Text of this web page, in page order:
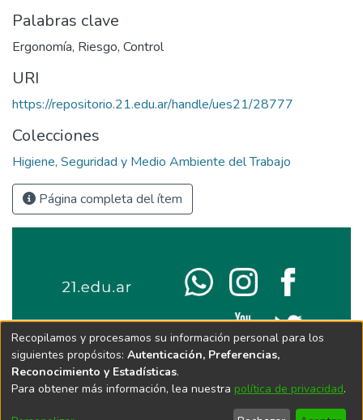
Palabras clave
Ergonomía, Riesgo, Control
URI
https://repositorio.21.edu.ar/handle/ues21/28777
Colecciones
Higiene, Seguridad y Medio Ambiente del Trabajo
Página completa del ítem
Recopilamos y procesamos su información personal para los
siguientes propósitos: Autenticación, Preferencias,
Reconocimiento y Estadísticas.
Para obtener más información, lea nuestra política de privacidad.